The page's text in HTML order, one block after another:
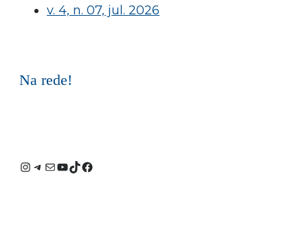
v. 4, n. 07, jul. 2026
Na rede!
Instagram
Telegram
E-Youtube
TikTok
Facebook